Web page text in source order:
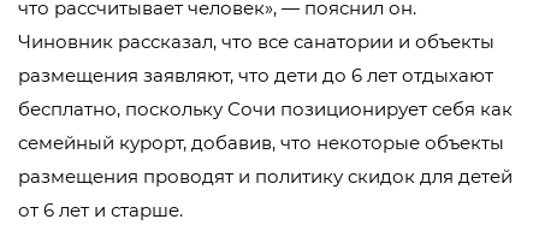
что рассчитывает человек», — пояснил он.
Чиновник рассказал, что все санатории и объекты
размещения заявляют, что дети до 6 лет отдыхают
бесплатно, поскольку Сочи позиционирует себя как
семейный курорт, добавив, что некоторые объекты
размещения проводят и политику скидок для детей
от 6 лет и старше.